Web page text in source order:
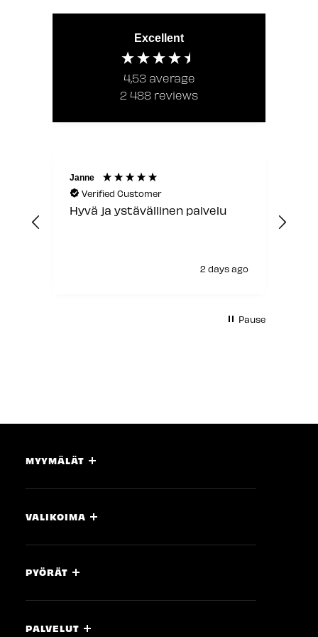
Excellent
4,53 average
2 488 reviews
Janne
Verified Customer
Hyvä ja ystävällinen palvelu
2 days ago
Pause
MYYMÄLÄT
VALIKOIMA
PYÖRÄT
PALVELUT